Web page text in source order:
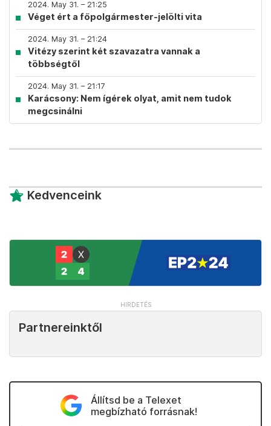
2024. May 31. – 21:25
Véget ért a főpolgármester-jelölti vita
2024. May 31. – 21:24
Vitézy szerint két szavazatra vannak a
többségtől
2024. May 31. – 21:17
Karácsony: Nem ígérek olyat, amit nem tudok
megcsinálni
Kedvenceink
Partnereinktől
Állítsd be a Telexet
megbízható forrásnak!